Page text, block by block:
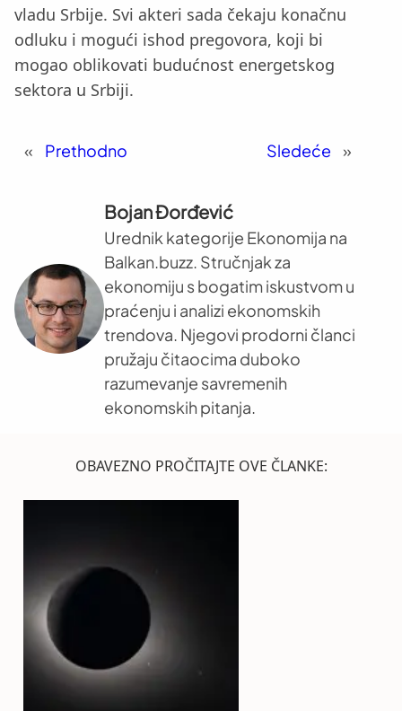
vladu Srbije. Svi akteri sada čekaju konačnu
odluku i mogući ishod pregovora, koji bi
mogao oblikovati budućnost energetskog
sektora u Srbiji.
« Prethodno Sledeće »
Bojan Đorđević
Urednik kategorije Ekonomija na
Balkan.buzz. Stručnjak za
ekonomiju s bogatim iskustvom u
praćenju i analizi ekonomskih
trendova. Njegovi prodorni članci
pružaju čitaocima duboko
razumevanje savremenih
ekonomskih pitanja.
OBAVEZNO PROČITAJTE OVE ČLANKE: